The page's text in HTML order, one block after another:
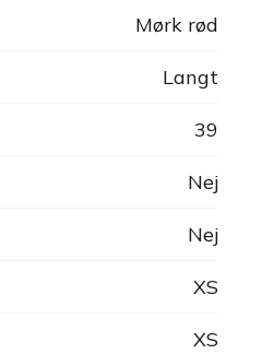
Mørk rød
Langt
39
Nej
Nej
XS
XS